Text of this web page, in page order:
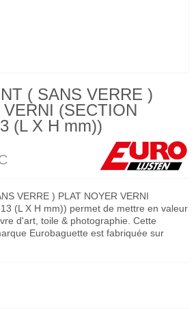
( SANS VERRE )
(SECTION
(L X H mm))
VERRE ) PLAT NOYER VERNI
(L X H mm)) permet de mettre en valeur
d'art, toile & photographie. Cette
Eurobaguette est fabriquée sur